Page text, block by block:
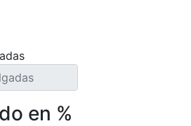
en %